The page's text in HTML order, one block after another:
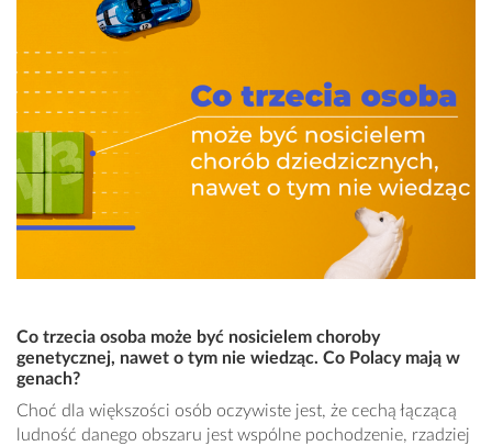
Co trzecia osoba może być nosicielem choroby
genetycznej, nawet o tym nie wiedząc. Co Polacy mają w
genach?
Choć dla większości osób oczywiste jest, że cechą łączącą
ludność danego obszaru jest wspólne pochodzenie, rzadziej